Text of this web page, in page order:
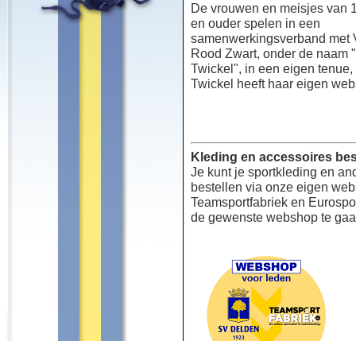
De vrouwen en meisjes van
en ouder spelen in een
samenwerkingsverband met
Rood Zwart, onder de naam
Twickel", in een eigen
Twickel heeft haar eigen
Kleding en accessoires
Je kunt je sportkleding en
bestellen via onze eigen
Teamsportfabriek en
de gewenste webshop te